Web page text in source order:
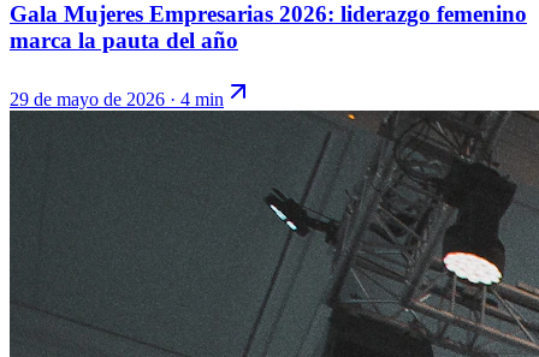
Gala Mujeres Empresarias 2026: liderazgo femenino
marca la pauta del año
29 de mayo de 2026 · 4 min